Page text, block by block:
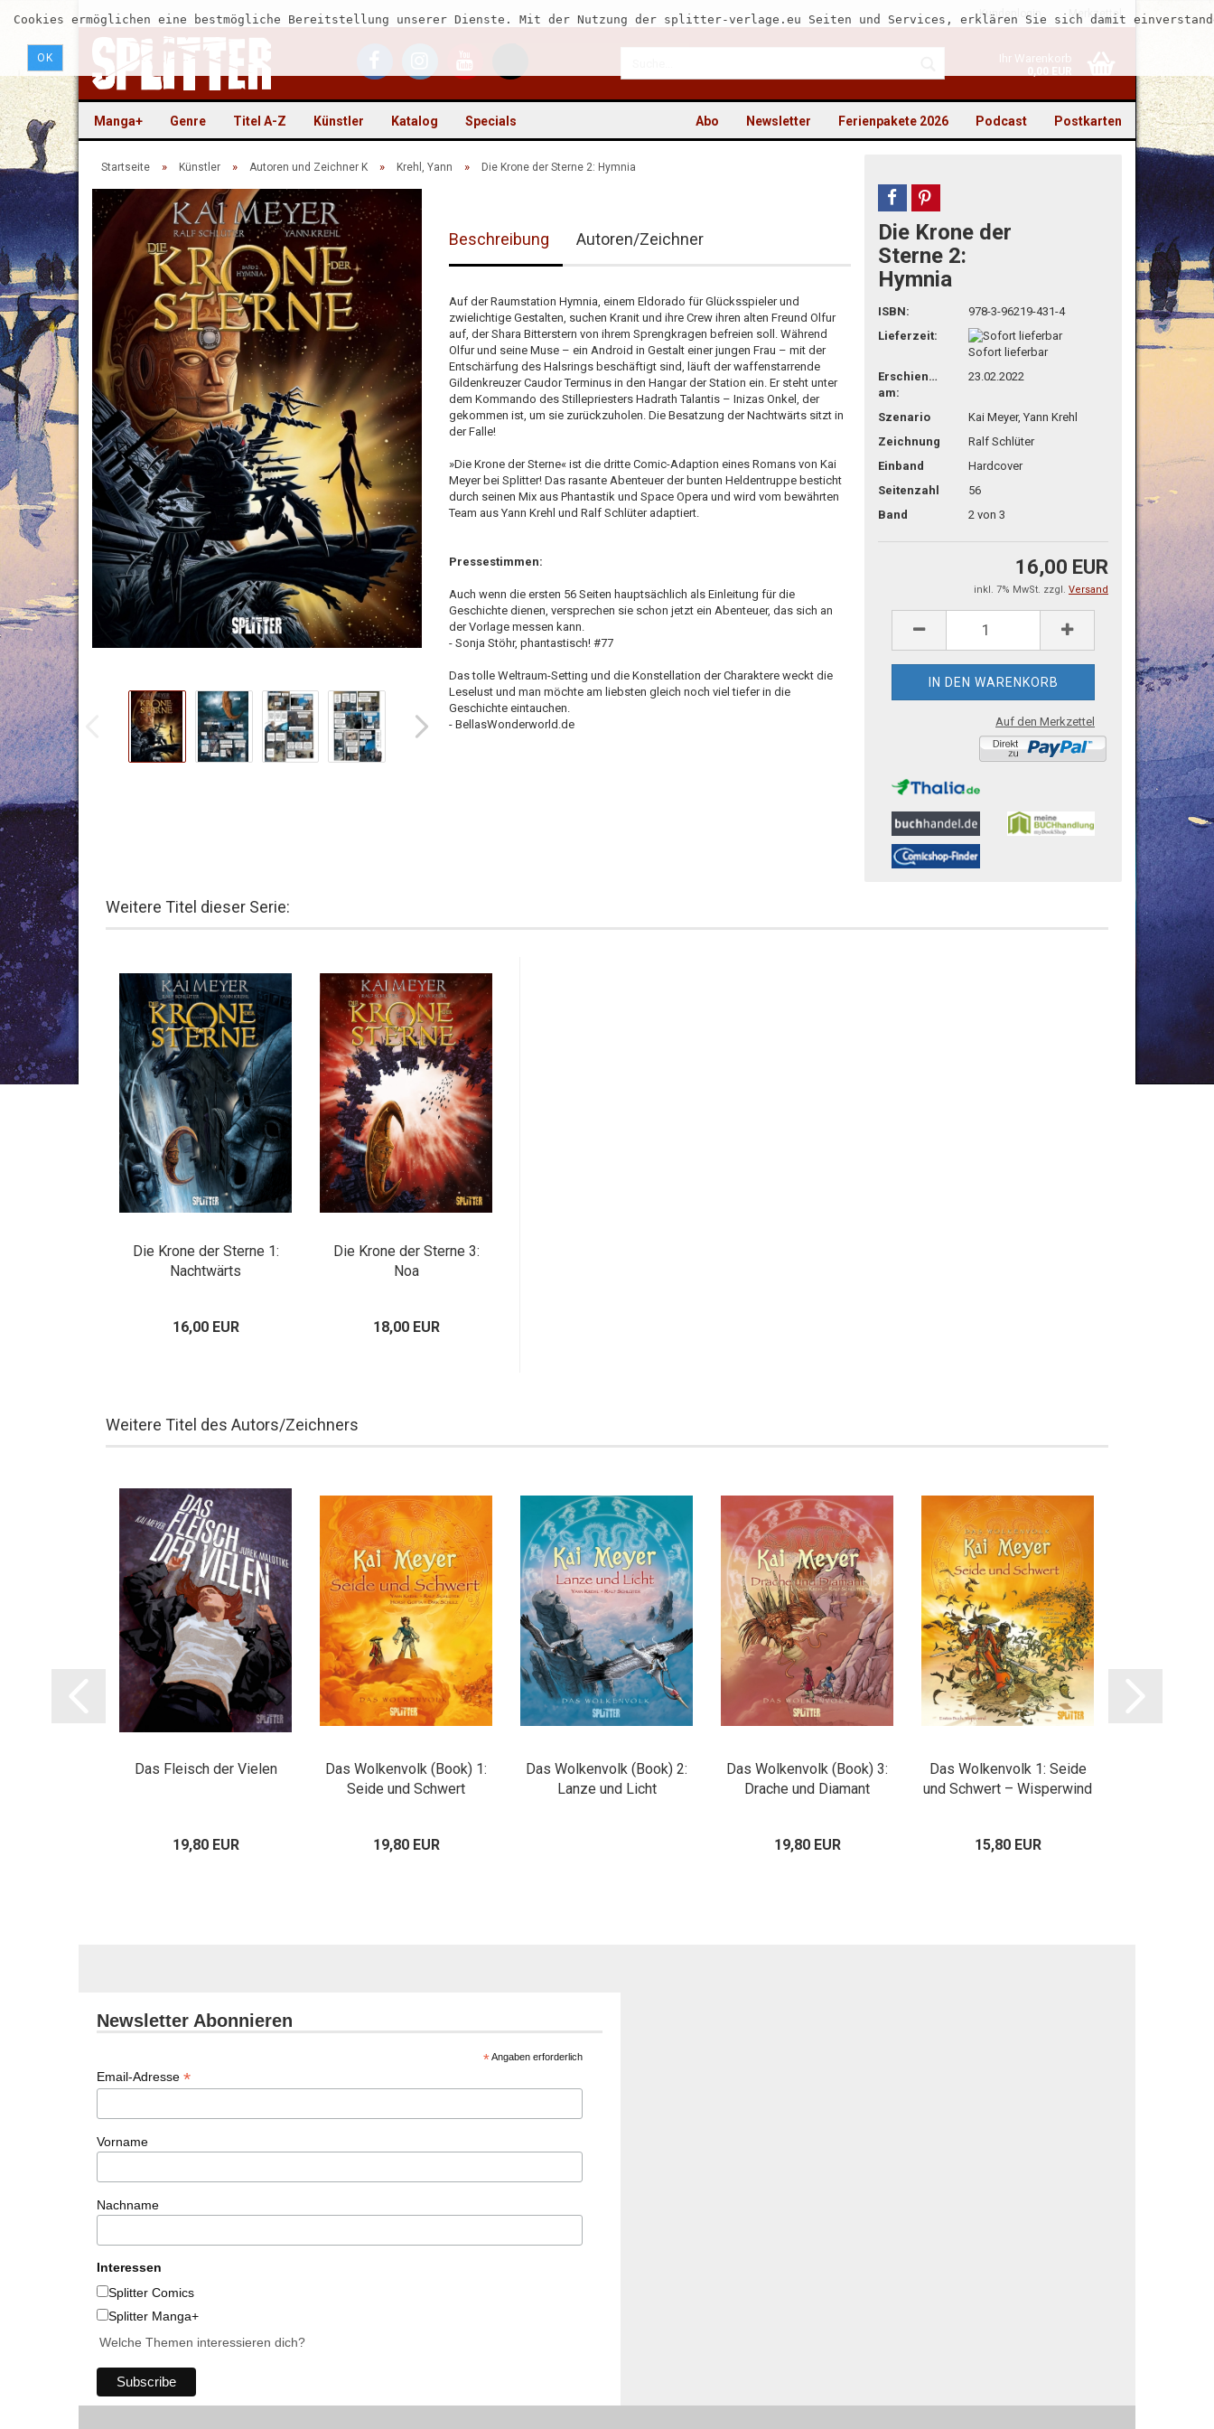
Kundenlogin
Passwort vergessen?
Merkzettel
Ihr Warenkorb
0,00 EUR
Cookies ermöglichen eine bestmögliche Bereitstellung unserer Dienste. Mit der Nutzung der splitter-verlage.eu Seiten und Services, erklären Sie sich damit
OK
Manga+ Genre Titel A-Z Künstler Katalog Specials Postkarten
Podcast
Ferienpakete 2026
Newsletter
Abo
Startseite » Künstler » Autoren und Zeichner K » Krehl, Yann » Die Krone der Sterne 2: Hymnia
Beschreibung Autoren/Zeichner
Auf der Raumstation Hymnia, einem Eldorado für Glücksspieler und
zwielichtige Gestalten, suchen Kranit und ihre Crew ihren alten Freund Olfur
auf, der Shara Bitterstern von ihrem Sprengkragen befreien soll. Während
Olfur und seine Muse – ein Android in Gestalt einer jungen Frau – mit der
Entschärfung des Halsrings beschäftigt sind, läuft der waffenstarrende
Gildenkreuzer Caudor Terminus in den Hangar der Station ein. Er steht unter
dem Kommando des Stillepriesters Hadrath Talantis – Inizas Onkel, der
gekommen ist, um sie zurückzuholen. Die Besatzung der Nachtwärts sitzt in
der Falle!
»Die Krone der Sterne« ist die dritte Comic-Adaption eines Romans von Kai
Meyer bei Splitter! Das rasante Abenteuer der bunten Heldentruppe besticht
durch seinen Mix aus Phantastik und Space Opera und wird vom bewährten
Team aus Yann Krehl und Ralf Schlüter adaptiert.
Pressestimmen:
Auch wenn die ersten 56 Seiten hauptsächlich als Einleitung für die
Geschichte dienen, versprechen sie schon jetzt ein Abenteuer, das sich an
der Vorlage messen kann.
- Sonja Stöhr, phantastisch! #77
Das tolle Weltraum-Setting und die Konstellation der Charaktere weckt die
Leselust und man möchte am liebsten gleich noch viel tiefer in die
Geschichte eintauchen.
- BellasWonderworld.de
teilen pin it
Die Krone der
Sterne 2:
Hymnia
ISBN:
978-3-96219-431-4
Lieferzeit:
Sofort lieferbar
Erschienen
am:
23.02.2022
Szenario
Kai Meyer, Yann Krehl
Zeichnung
Ralf Schlüter
Einband
Hardcover
Seitenzahl
56
Band
2 von 3
16,00 EUR
inkl. 7% MwSt. zzgl. Versand
Auf den Merkzettel
Weitere Titel dieser Serie:
Die Krone der Sterne 1:
Nachtwärts
16,00 EUR
Die Krone der Sterne 3:
Noa
18,00 EUR
Weitere Titel des Autors/Zeichners
Das Fleisch der Vielen
19,80 EUR
Das Wolkenvolk (Book) 1:
Seide und Schwert
19,80 EUR
Das Wolkenvolk (Book) 2:
Lanze und Licht
Das Wolkenvolk (Book) 3:
Drache und Diamant
19,80 EUR
Das Wolkenvolk 1: Seide
und Schwert – Wisperwind
15,80 EUR
Newsletter Abonnieren
*Angaben erforderlich
Email-Adresse *
Vorname
Nachname
Interessen
Splitter Comics
Splitter Manga+
Welche Themen interessieren dich?